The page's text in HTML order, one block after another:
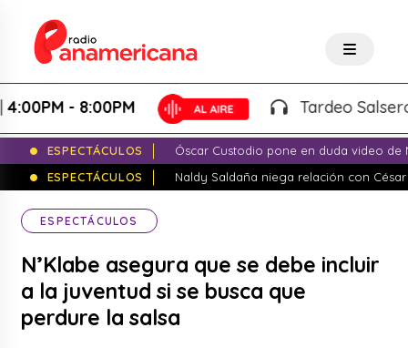
- 8:00PM Tardeo Salsero -
ESPECTÁCULOS
Óscar Custodio pone en duda video de
ESPECTÁCULOS
Naldy Saldaña niega relación con
ESPECTÁCULOS
N’Klabe asegura que se debe incluir
a la juventud si se busca que
perdure la salsa